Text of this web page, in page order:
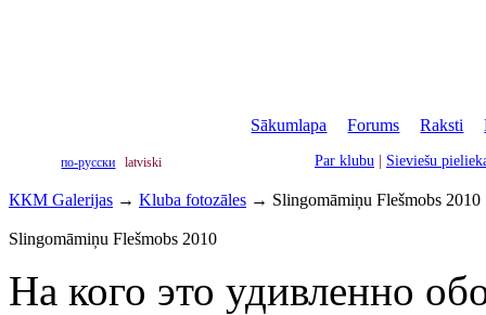
Sākumlapa |Forums |Raksti |
по-русски latviski Par klubu Sieviešu
ККМ Galerijas → Kluba fotozāles → Slingomāmiņu Flešmobs 2010
Slingomāmiņu Flešmobs 2010
На кого это удивленно